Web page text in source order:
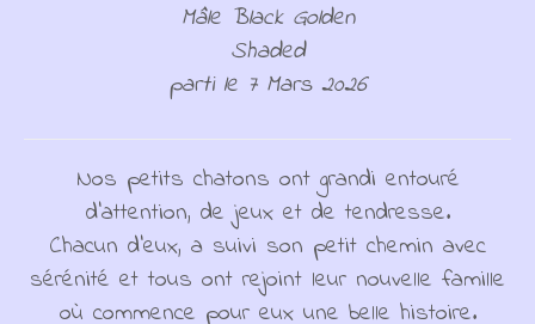
Mâle Black Golden
Shaded
parti le 7 Mars 2026
Nos petits chatons ont grandi entouré
d'attention, de jeux et de tendresse.
Chacun d'eux, a suivi son petit chemin avec
sérénité et tous ont rejoint leur nouvelle famille
où commence pour eux une belle histoire.